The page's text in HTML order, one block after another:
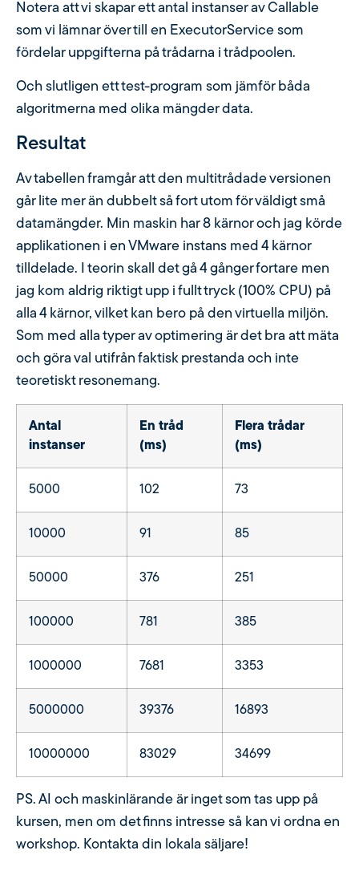
Notera att vi skapar ett antal instanser av Callable
som vi lämnar över till en ExecutorService som
fördelar uppgifterna på trådarna i trådpoolen.
Och slutligen ett test-program som jämför båda
algoritmerna med olika mängder data.
Resultat
Av tabellen framgår att den multitrådade versionen
går lite mer än dubbelt så fort utom för väldigt små
datamängder. Min maskin har 8 kärnor och jag körde
applikationen i en VMware instans med 4 kärnor
tilldelade. I teorin skall det gå 4 gånger fortare men
jag kom aldrig riktigt upp i fullt tryck (100% CPU) på
alla 4 kärnor, vilket kan bero på den virtuella miljön.
Som med alla typer av optimering är det bra att mäta
och göra val utifrån faktisk prestanda och inte
teoretiskt resonemang.
Antal
instanser
En tråd
(ms)
Flera trådar
(ms)
5000 102 73
10000 91 85
50000 376 251
100000 781 385
1000000 7681 3353
5000000 39376 16893
10000000 83029 34699
PS. AI och maskinlärande är inget som tas upp på
kursen, men om det finns intresse så kan vi ordna en
workshop. Kontakta din lokala säljare!